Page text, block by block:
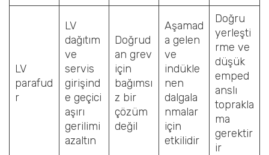
LV
parafud
r
LV
dağıtım
ve
servis
girişind
e geçici
aşırı
gerilimi
azaltın
Doğrud
an grev
için
bağımsı
z bir
çözüm
değil
Aşamad
a gelen
ve
indükle
nen
dalgala
nmalar
için
etkilidir
Doğru
yerleşti
rme ve
düşük
emped
anslı
toprakla
ma
gerektir
ir